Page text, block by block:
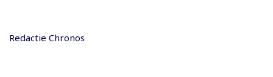
Redactie Chronos